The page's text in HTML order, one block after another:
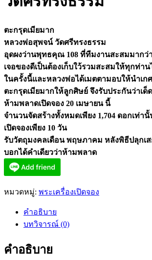
ตะกรุดเมียมาก
หลวงพ่อสุพจน์ วัดศรีทรงธรรม
อุดผงว่านพุทธคุณ 108 ที่ทีมงานสะสมมากว่
เจอของดีเป็นต้องเก็บใว้รวมสะสมให้ทุกท่า
ในครั้งนี้และหลวงพ่อได้เมตตามอบให้นำเก
ตะกรุดเมียมากให้ลูกศิษย์ จึงรับประกันว่าเ
ห้ามพลาดเปิดจอง 20 เมษายน นี้
จำนวนจัดสร้างทั้งหมดเพียง 1,704 ดอกเท่านั้
เปิดจองเพียง 10 วัน
รับวัตถุมงคลเดือน พฤษภาคม หลังพิธีปลุกเ
บอกได้คำเดียวว่าห้ามพลาด
หมวดหมู่: พระเครื่องเปิดจอง
คำอธิบาย
บทวิจารณ์ (0)
คำอธิบาย